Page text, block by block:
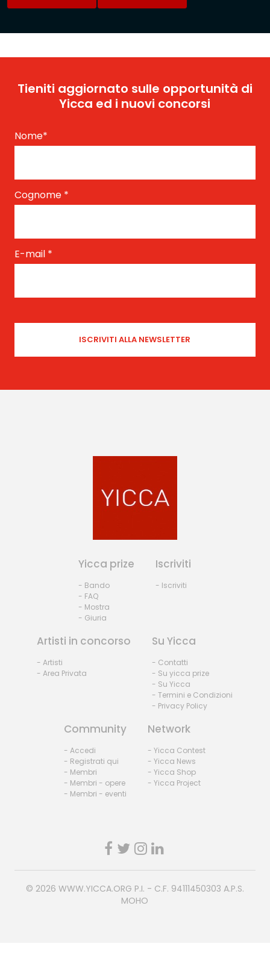
Tieniti aggiornato sulle opportunità di
Yicca ed i nuovi concorsi
Nome*
Cognome *
E-mail *
Yicca prize
- Bando
- FAQ
- Mostra
- Giuria
Iscriviti
- Iscriviti
Artisti in concorso
- Artisti
- Area Privata
Su Yicca
- Contatti
- Su yicca prize
- Su Yicca
- Termini e Condizioni
- Privacy Policy
Community
- Accedi
- Registrati qui
- Membri
- Membri - opere
- Membri - eventi
Network
- Yicca Contest
- Yicca News
- Yicca Shop
- Yicca Project
© 2026 WWW.YICCA.ORG P.I. - C.F. 94111450303 A.P.S.
MOHO